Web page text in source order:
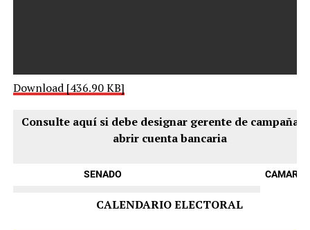
Download [436.90 KB]
Consulte aquí si debe designar gerente de campaña
abrir cuenta bancaria
SENADO CAMARAS
CALENDARIO ELECTORAL